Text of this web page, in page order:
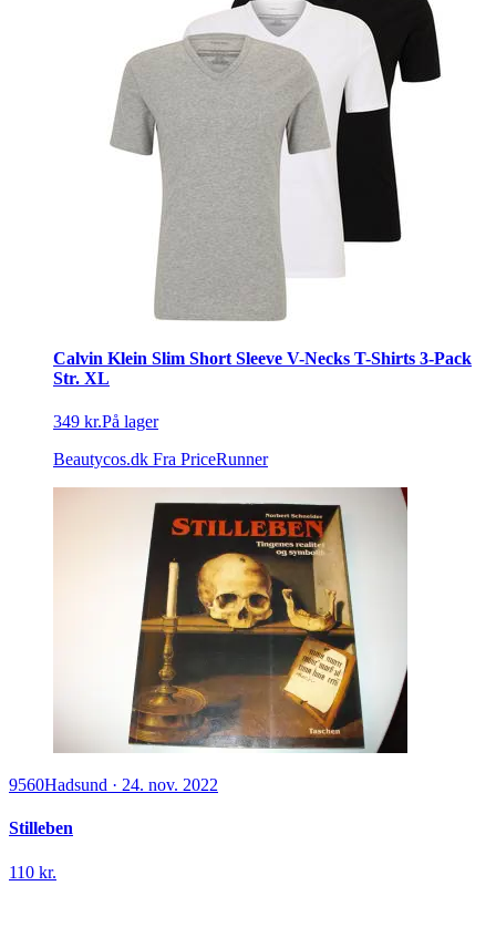
Calvin Klein Slim Short Sleeve V-Necks T-Shirts 3-Pack
Str. XL
349 kr.På lager
Beautycos.dk Fra PriceRunner
9560Hadsund · 24. nov. 2022
Stilleben
110 kr.